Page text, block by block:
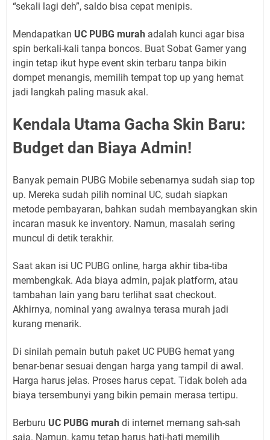
“sekali lagi deh”, saldo bisa cepat menipis.
Mendapatkan UC PUBG murah adalah kunci agar bisa
spin berkali-kali tanpa boncos. Buat Sobat Gamer yang
ingin tetap ikut hype event skin terbaru tanpa bikin
dompet menangis, memilih tempat top up yang hemat
jadi langkah paling masuk akal.
Kendala Utama Gacha Skin Baru:
Budget dan Biaya Admin!
Banyak pemain PUBG Mobile sebenarnya sudah siap top
up. Mereka sudah pilih nominal UC, sudah siapkan
metode pembayaran, bahkan sudah membayangkan skin
incaran masuk ke inventory. Namun, masalah sering
muncul di detik terakhir.
Saat akan isi UC PUBG online, harga akhir tiba-tiba
membengkak. Ada biaya admin, pajak platform, atau
tambahan lain yang baru terlihat saat checkout.
Akhirnya, nominal yang awalnya terasa murah jadi
kurang menarik.
Di sinilah pemain butuh paket UC PUBG hemat yang
benar-benar sesuai dengan harga yang tampil di awal.
Harga harus jelas. Proses harus cepat. Tidak boleh ada
biaya tersembunyi yang bikin pemain merasa tertipu.
Berburu UC PUBG murah di internet memang sah-sah
saja. Namun, kamu tetap harus hati-hati memilih